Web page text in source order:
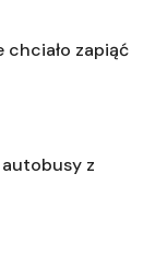
chciało zapiąć
z